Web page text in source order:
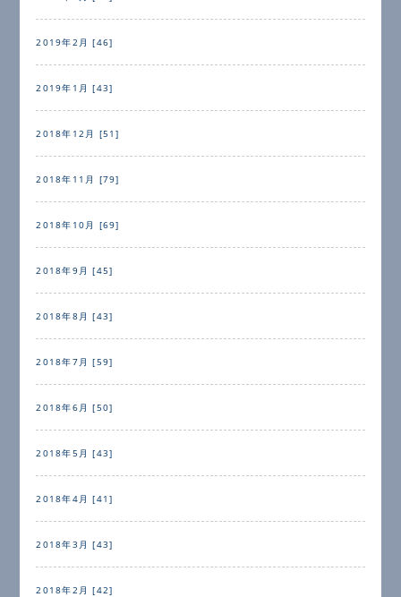
2019年2月 [46]
2019年1月 [43]
2018年12月 [51]
2018年11月 [79]
2018年10月 [69]
2018年9月 [45]
2018年8月 [43]
2018年7月 [59]
2018年6月 [50]
2018年5月 [43]
2018年4月 [41]
2018年3月 [43]
2018年2月 [42]